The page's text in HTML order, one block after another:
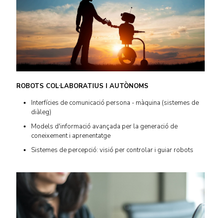
ROBOTS COL·LABORATIUS I AUTÒNOMS
Interfícies de comunicació persona - màquina (sistemes de
diàleg)
Models d'informació avançada per la generació de
coneixement i aprenentatge
Sistemes de percepció: visió per controlar i guiar robots